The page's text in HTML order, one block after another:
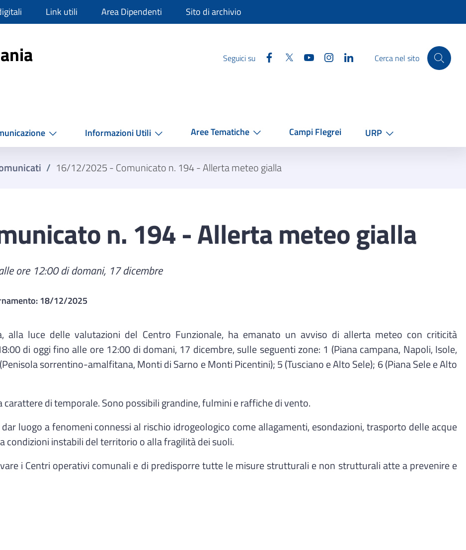
Link utili Area Dipendenti Sito di archivio
Seguici su Facebook
Twitter YouTube InstagramLinkedinCerca nel sito
Informazioni Utili Aree Tematiche Campi Flegrei URP
/ 16/12/2025 - Comunicato n. 194 - Allerta meteo gialla
n. 194 - Allerta meteo gialla
ore 12:00 di domani, 17 dicembre
18/12/2025
alla luce delle valutazioni del Centro Funzionale, ha emanato un avviso di allerta meteo con criticità
di oggi fino alle ore 12:00 di domani, 17 dicembre, sulle seguenti zone: 1 (Piana campana, Napoli, Isole,
sorrentino-amalfitana, Monti di Sarno e Monti Picentini); 5 (Tusciano e Alto Sele); 6 (Piana Sele e Alto
di temporale. Sono possibili grandine, fulmini e raffiche di vento.
luogo a fenomeni connessi al rischio idrogeologico come allagamenti, esondazioni, trasporto delle acque
condizioni instabili del territorio o alla fragilità dei suoli.
i Centri operativi comunali e di predisporre tutte le misure strutturali e non strutturali atte a prevenire e